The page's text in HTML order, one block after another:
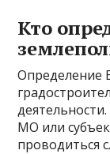
Кто
Определение
МО или
проводиться